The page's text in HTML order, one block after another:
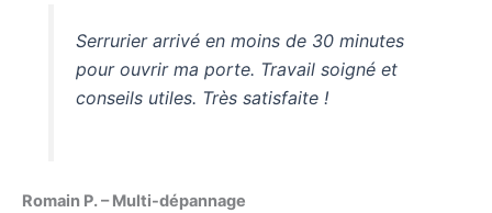
Serrurier arrivé en moins de 30 minutes
pour ouvrir ma porte. Travail soigné et
conseils utiles. Très satisfaite !
Romain P. – Multi-dépannage